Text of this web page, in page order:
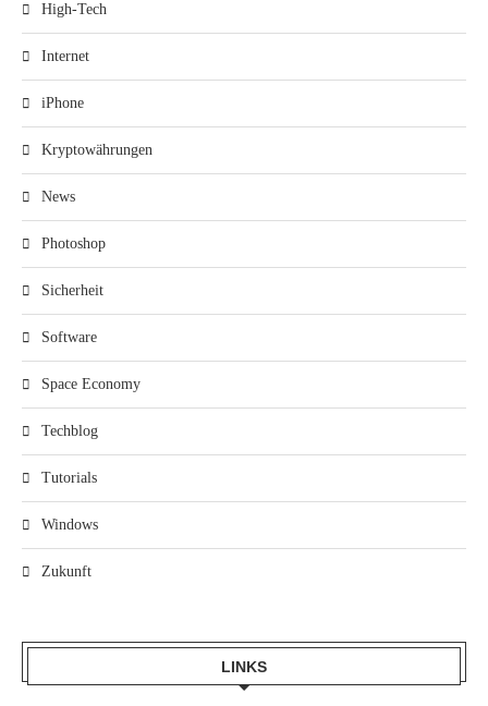
High-Tech
Internet
iPhone
Kryptowährungen
News
Photoshop
Sicherheit
Software
Space Economy
Techblog
Tutorials
Windows
Zukunft
LINKS